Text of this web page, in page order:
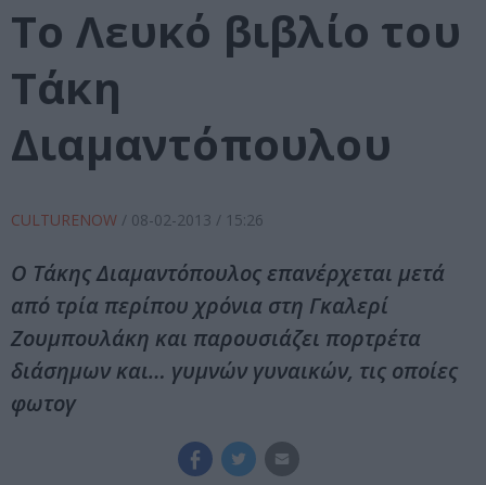
Το Λευκό βιβλίο του
Τάκη
Διαμαντόπουλου
CULTURENOW / 08-02-2013 / 15:26
Ο Τάκης Διαμαντόπουλος επανέρχεται μετά
από τρία περίπου χρόνια στη Γκαλερί
Ζουμπουλάκη και παρουσιάζει πορτρέτα
διάσημων και… γυμνών γυναικών, τις οποίες
φωτογ